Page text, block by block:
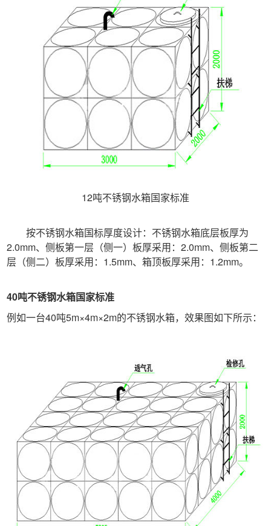
12吨不锈钢水箱国家标准
按不锈钢水箱国标厚度设计：不锈钢水箱底层板厚为
2.0mm、侧板第一层（侧一）板厚采用：2.0mm、侧板第二
层（侧二）板厚采用：1.5mm、箱顶板厚采用：1.2mm。
40吨不锈钢水箱国家标准
例如一台40吨5m×4m×2m的不锈钢水箱，效果图如下所示：